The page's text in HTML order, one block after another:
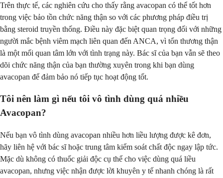
Trên thực tế, các nghiên cứu cho thấy rằng avacopan có thể tốt hơn
trong việc bảo tồn chức năng thận so với các phương pháp điều trị
bằng steroid truyền thống. Điều này đặc biệt quan trọng đối với những
người mắc bệnh viêm mạch liên quan đến ANCA, vì tổn thương thận
là một mối quan tâm lớn với tình trạng này. Bác sĩ của bạn vẫn sẽ theo
dõi chức năng thận của bạn thường xuyên trong khi bạn dùng
avacopan để đảm bảo nó tiếp tục hoạt động tốt.
Tôi nên làm gì nếu tôi vô tình dùng quá nhiều
Avacopan?
Nếu bạn vô tình dùng avacopan nhiều hơn liều lượng được kê đơn,
hãy liên hệ với bác sĩ hoặc trung tâm kiểm soát chất độc ngay lập tức.
Mặc dù không có thuốc giải độc cụ thể cho việc dùng quá liều
avacopan, nhưng việc nhận được lời khuyên y tế nhanh chóng là rất